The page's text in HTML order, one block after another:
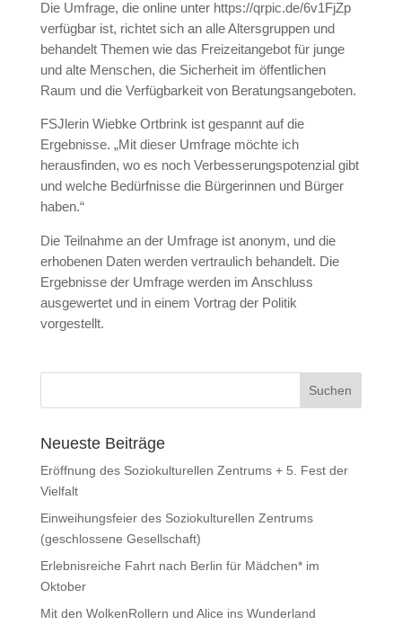
Die Umfrage, die online unter https://qrpic.de/6v1FjZp
verfügbar ist, richtet sich an alle Altersgruppen und
behandelt Themen wie das Freizeitangebot für junge
und alte Menschen, die Sicherheit im öffentlichen
Raum und die Verfügbarkeit von Beratungsangeboten.
FSJlerin Wiebke Ortbrink ist gespannt auf die
Ergebnisse. „Mit dieser Umfrage möchte ich
herausfinden, wo es noch Verbesserungspotenzial gibt
und welche Bedürfnisse die Bürgerinnen und Bürger
haben.“
Die Teilnahme an der Umfrage ist anonym, und die
erhobenen Daten werden vertraulich behandelt. Die
Ergebnisse der Umfrage werden im Anschluss
ausgewertet und in einem Vortrag der Politik
vorgestellt.
Neueste Beiträge
Eröffnung des Soziokulturellen Zentrums + 5. Fest der
Vielfalt
Einweihungsfeier des Soziokulturellen Zentrums
(geschlossene Gesellschaft)
Erlebnisreiche Fahrt nach Berlin für Mädchen* im
Oktober
Mit den WolkenRollern und Alice ins Wunderland